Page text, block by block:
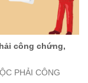
công chứng,
PHẢI CÔNG